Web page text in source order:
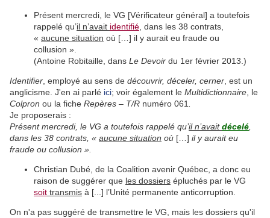
Présent mercredi, le VG [Vérificateur général] a toutefois
rappelé qu’il n’avait identifié , dans les 38 contrats,
« aucune situation où […] il y aurait eu fraude ou
collusion ».
(Antoine Robitaille, dans Le Devoir du 1er février 2013.)
Identifier , employé au sens de découvrir, déceler, cerner , est un
anglicisme. J'en ai parlé ici; voir également le Multidictionnaire , le
Colpron ou la fiche Repères – T/R numéro 061
Je proposerais :
Présent mercredi, le VG a toutefois rappelé qu’il n’avaitdécelé
dans les 38 contrats, « aucune situation où […] il y aurait eu
fraude ou collusion ».
Christian Dubé, de la Coalition avenir Québec, a donc eu
raison de suggérer que les dossiers épluchés par le VG
soit transmis à [...] l’Unité permanente anticorruption.
On n'a pas suggéré de transmettre le VG, mais les dossiers qu'il